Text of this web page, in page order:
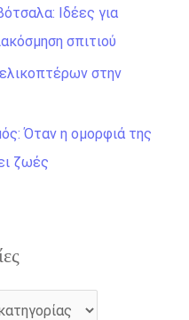
Ιδέες για
σπιτιού
στην
Όταν η ομορφιά της
ζωές